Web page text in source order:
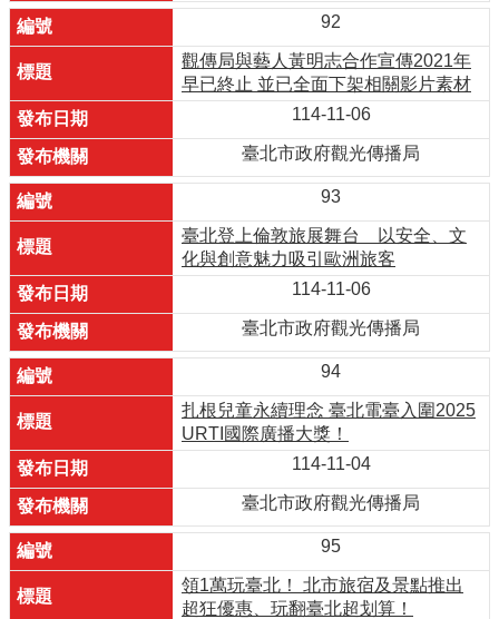
92
觀傳局與藝人黃明志合作宣傳2021年
早已終止 並已全面下架相關影片素材
114-11-06
臺北市政府觀光傳播局
93
臺北登上倫敦旅展舞台 以安全、文
化與創意魅力吸引歐洲旅客
114-11-06
臺北市政府觀光傳播局
94
扎根兒童永續理念 臺北電臺入圍2025
URTI國際廣播大獎！
114-11-04
臺北市政府觀光傳播局
95
領1萬玩臺北！ 北市旅宿及景點推出
超狂優惠、玩翻臺北超划算！